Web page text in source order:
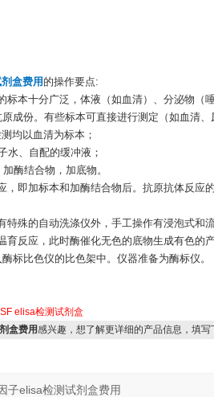
盒费用 的操作要点:
标本十分广泛，体液（如血清）、分泌物（
成份。有些标本可直接进行测定（如血清
均以血清为标本；
水、自配的缓冲液；
酶结合物，加底物。
，即加标本和加酶结合物后。抗原抗体反应
殊的自动洗涤仪外，手工操作有浸泡式和流
育反应，此时酶催化无色的底物生成有色的
标比色仪的比色架中。仪器准备为酶标仪。
elisa检测试剂盒
盒费用感兴趣，想了解更详细的产品信息，填写